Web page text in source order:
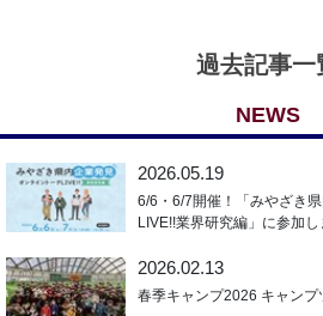
過去記事一
NEWS
2026.05.19
6/6・6/7開催！「みやざき
LIVE!!業界研究編」に参加し
2026.02.13
春季キャンプ2026 キャン